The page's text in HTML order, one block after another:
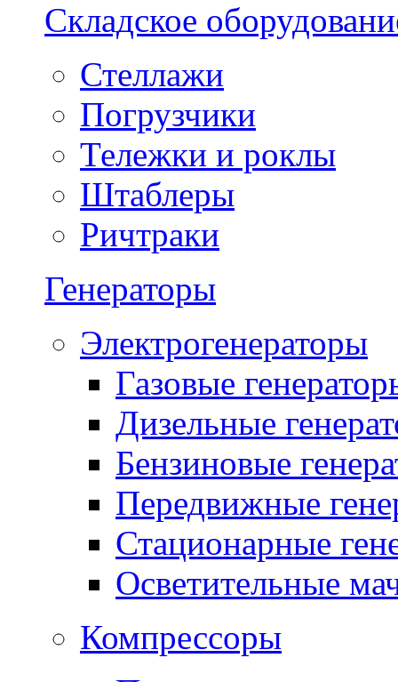
Складское
Стеллажи
Погрузчики
Тележки и роклы
Штаблеры
Ричтраки
Генераторы
Электрогенераторы
Газовые
Дизельные
Бензиновые
Передвижные
Стационарные
Осветительные
Компрессоры